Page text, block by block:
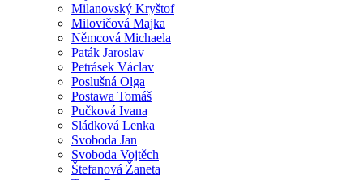
Milanovský Kryštof
Milovičová Majka
Němcová Michaela
Paták Jaroslav
Petrásek Václav
Poslušná Olga
Postawa Tomáš
Pučková Ivana
Sládková Lenka
Svoboda Jan
Svoboda Vojtěch
Štefanová Žaneta